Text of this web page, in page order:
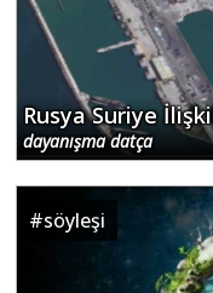
Rusya Suriye
dayanışma datça
#söyleşi